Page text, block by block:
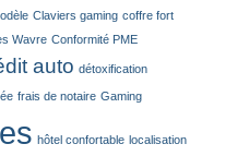
Claviers gaming coffre fort
Wavre Conformité PME
auto détoxification
frais de notaire Gaming
hôtel confortable localisation